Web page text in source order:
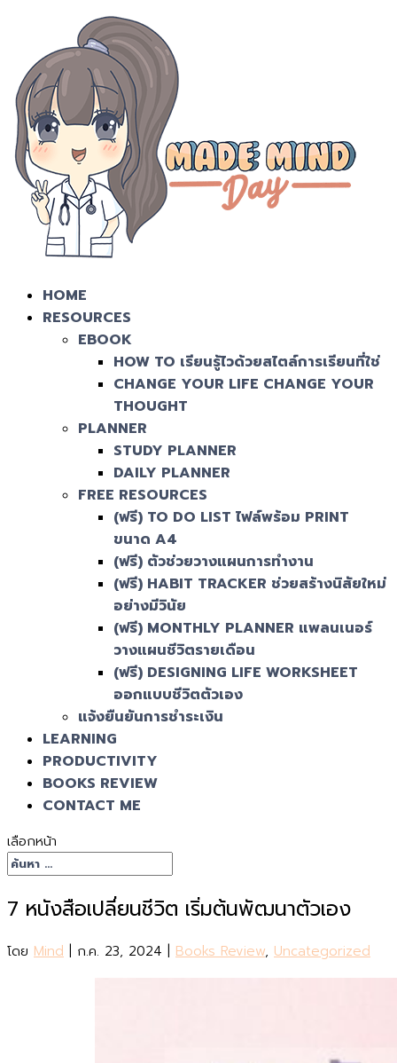
HOME
RESOURCES
EBOOK
HOW TO เรียนรู้ไวด้วยสไตล์การเรียนที่ใช่
CHANGE YOUR LIFE CHANGE YOUR
THOUGHT
PLANNER
STUDY PLANNER
DAILY PLANNER
FREE RESOURCES
(ฟรี) TO DO LIST ไฟล์พร้อม PRINT
ขนาด A4
(ฟรี) ตัวช่วยวางแผนการทำงาน
(ฟรี) HABIT TRACKER ช่วยสร้างนิสัยใหม่
อย่างมีวินัย
(ฟรี) MONTHLY PLANNER แพลนเนอร์
วางแผนชีวิตรายเดือน
(ฟรี) DESIGNING LIFE WORKSHEET
ออกแบบชีวิตตัวเอง
แจ้งยืนยันการชำระเงิน
LEARNING
PRODUCTIVITY
BOOKS REVIEW
CONTACT ME
เลือกหน้า
7 หนังสือเปลี่ยนชีวิต เริ่มต้นพัฒนาตัวเอง
โดย Mind ก.ค. 23, 2024 Books Review, Uncategorized